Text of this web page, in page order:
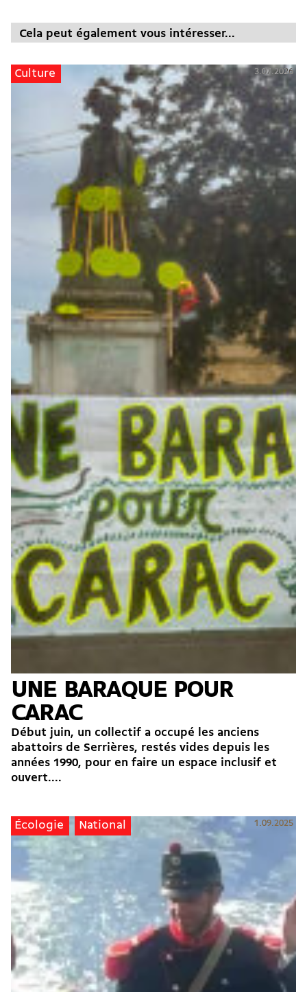
Cela peut également vous intéresser...
Culture 3.07.2026
UNE BARAQUE POUR
CARAC
Début juin, un collectif a occupé les anciens
abattoirs de Serrières, restés vides depuis les
années 1990, pour en faire un espace inclusif et
ouvert....
Écologie National 1.09.2025